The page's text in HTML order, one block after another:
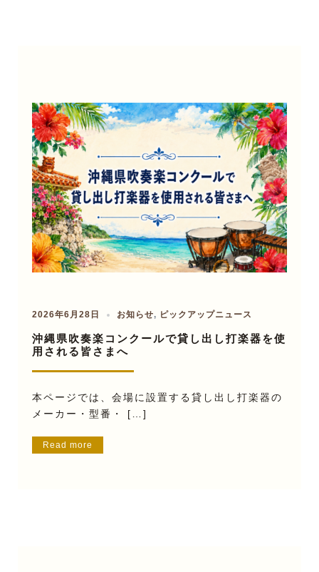
2026年6月28日 お知らせ, ピックアップニュース
沖縄県吹奏楽コンクールで貸し出し打楽器を使
用される皆さまへ
本ページでは、会場に設置する貸し出し打楽器の
メーカー・型番・ […]
Read more